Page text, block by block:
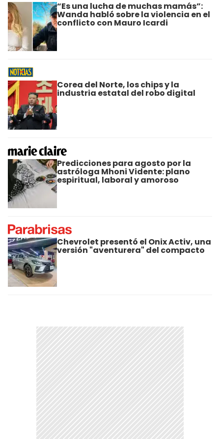
“Es una lucha de muchas mamás”:
Wanda habló sobre la violencia en el
conflicto con Mauro Icardi
Corea del Norte, los chips y la
industria estatal del robo digital
Predicciones para agosto por la
astróloga Mhoni Vidente: plano
espiritual, laboral y amoroso
Chevrolet presentó el Onix Activ, una
versión "aventurera" del compacto